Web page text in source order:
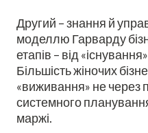
Другий – знання й
моделлю Гарварду
етапів – від
Більшість жіночих
«виживання» не через
системного
маржі.